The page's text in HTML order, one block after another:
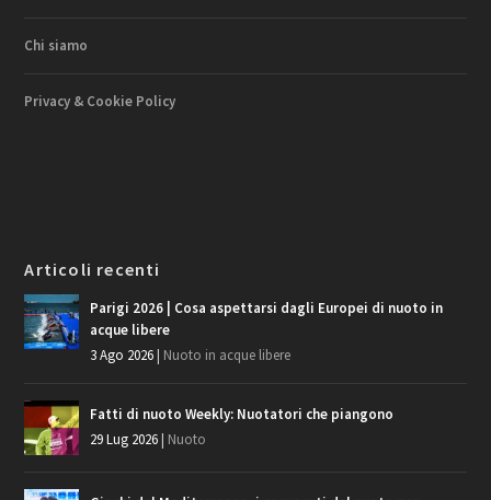
Chi siamo
Privacy & Cookie Policy
Articoli recenti
Parigi 2026 | Cosa aspettarsi dagli Europei di nuoto in
acque libere
3 Ago 2026| Nuoto in acque libere
Fatti di nuoto Weekly: Nuotatori che piangono
29 Lug 2026| Nuoto